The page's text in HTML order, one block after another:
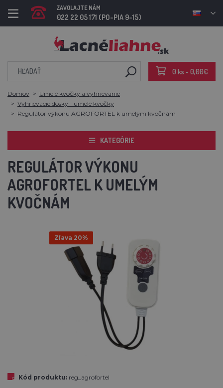
ZAVOLAJTE NÁM
022 22 05 171 (PO-PIA 9-15)
0 ks - 0,00€
Domov
Umelé kvočky a vyhrievanie
Vyhrievacie dosky - umelé kvočky
Regulátor výkonu AGROFORTEL k umelým kvočnám
KATEGÓRIE
REGULÁTOR VÝKONU
AGROFORTEL K UMELÝM
KVOČNÁM
Zľava 20%
Kód produktu: reg_agrofortel